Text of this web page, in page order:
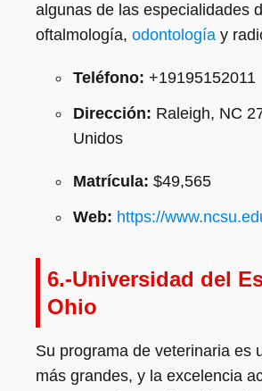
algunas de las especialidades
oftalmología, odontología y
Teléfono: +19195152011
Dirección: Raleigh, NC
Unidos
Matrícula: $49,565
Web: https://
6.-Universidad del
Ohio
Su programa de veterinaria es
más grandes, y la excelencia